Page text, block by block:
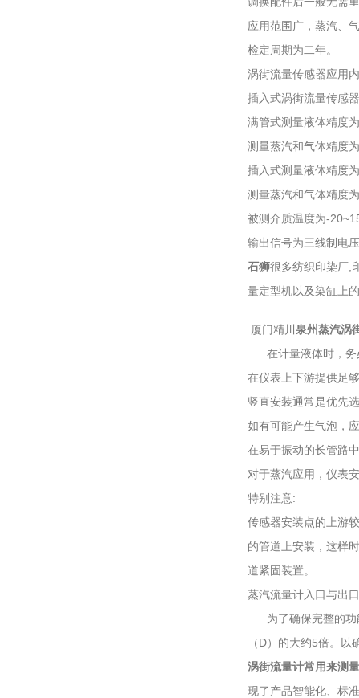
应用范围广，蒸汽、
检定周期为二年。
涡街流量传感器应用
插入式涡街流量传感
满管式测量液体精度
测量蒸汽和气体精度
插入式测量液体精度
测量蒸汽和气体精度
被测介质温度为-
输出信号为三线制电
石狮很多纺织印染厂,
量定型机以及染缸上
厦门精川 泉州蒸汽涡
在计量液体时，务
在仪表上下游提供足
竖直安装通常是优先
如有可能产生气泡，
在易于振动的长管路
对于蒸汽应用，仪表
特别注意:
传感器安装点的上游
的管道上安装，这样
道紧固装置。
蒸汽流量计入口与出
为了确保完整的功
（D）的大约5倍。
涡街流量计常用来测
现了产品智能化、标